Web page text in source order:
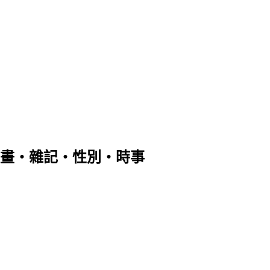
‧雜記‧性別‧時事